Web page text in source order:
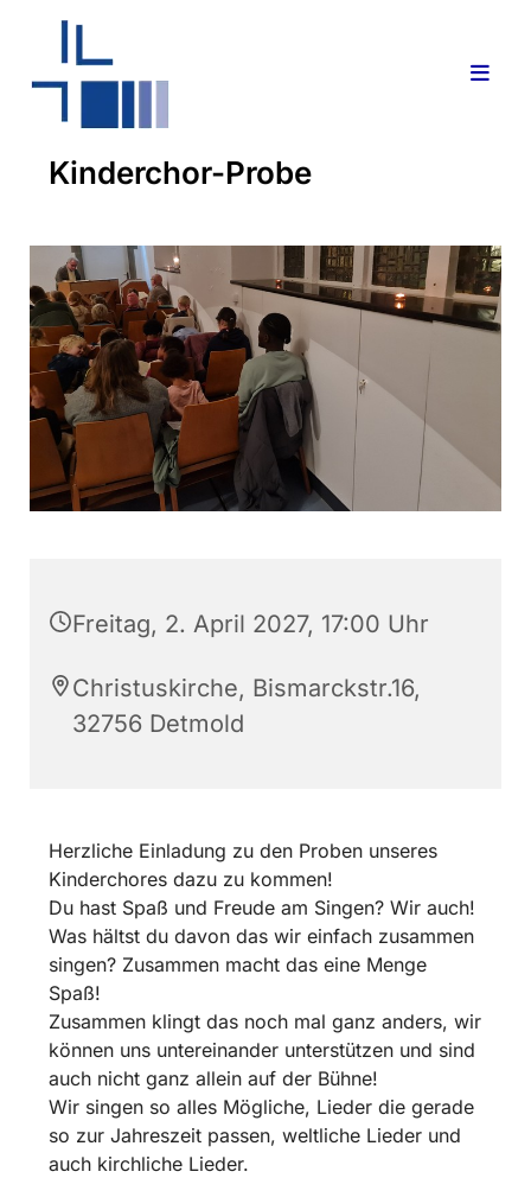
Kinderchor-Probe
Freitag, 2. April 2027, 17:00 Uhr
Christuskirche, Bismarckstr.16,
32756 Detmold
Herzliche Einladung zu den Proben unseres
Kinderchores dazu zu kommen!
Du hast Spaß und Freude am Singen? Wir auch!
Was hältst du davon das wir einfach zusammen
singen? Zusammen macht das eine Menge
Spaß!
Zusammen klingt das noch mal ganz anders, wir
können uns untereinander unterstützen und sind
auch nicht ganz allein auf der Bühne!
Wir singen so alles Mögliche, Lieder die gerade
so zur Jahreszeit passen, weltliche Lieder und
auch kirchliche Lieder.